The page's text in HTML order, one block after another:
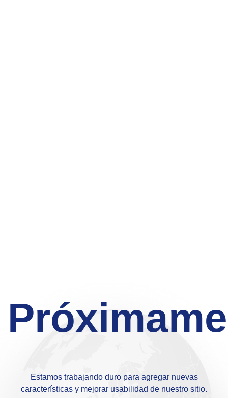
Estamos trabajando duro para agregar nuevas
características y mejorar usabilidad de nuestro sitio.